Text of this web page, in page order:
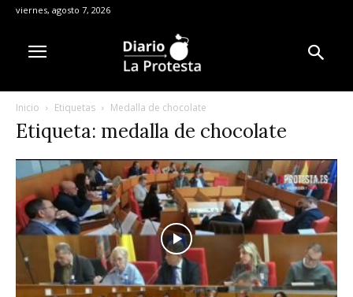
viernes, agosto 7, 2026
Inicio Etiquetas Medalla de chocolate
Etiqueta: medalla de chocolate